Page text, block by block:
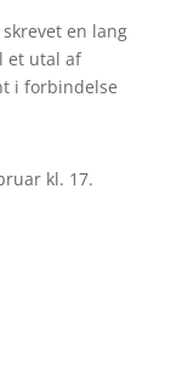
en lang
et utal af
i forbindelse
kl. 17.